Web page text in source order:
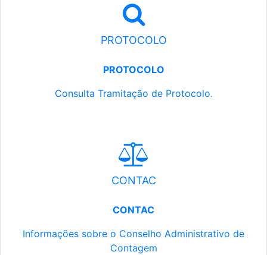
PROTOCOLO
PROTOCOLO
Consulta Tramitação de Protocolo.
CONTAC
CONTAC
Informações sobre o Conselho Administrativo de
Contagem